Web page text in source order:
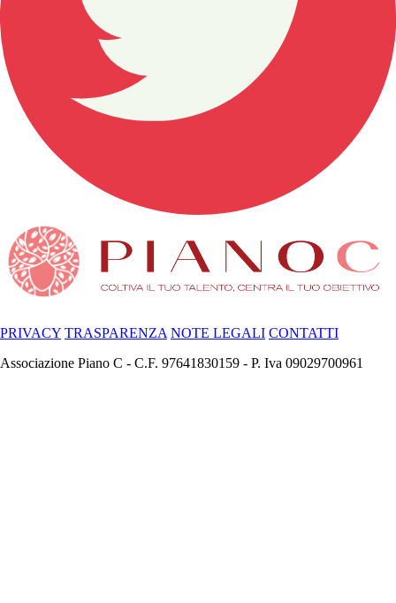
PRIVACY TRASPARENZA NOTE LEGALI CONTATTI
Associazione Piano C - C.F. 97641830159 - P. Iva 09029700961